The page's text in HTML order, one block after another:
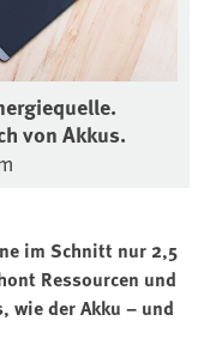
von Akkus.
im Schnitt nur 2,5
Ressourcen und
wie der Akku – und